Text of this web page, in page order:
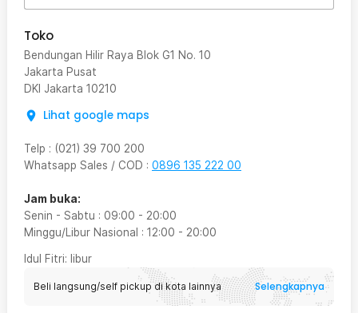
Toko
Bendungan Hilir Raya Blok G1 No. 10
Jakarta Pusat
DKI Jakarta 10210
Lihat google maps
Telp : (021) 39 700 200
Whatsapp Sales / COD : 0896 135 222 00
Jam buka:
Senin - Sabtu : 09:00 - 20:00
Minggu/Libur Nasional : 12:00 - 20:00
Idul Fitri: libur
Beli langsung/self pickup di kota lainnya Selengkapnya